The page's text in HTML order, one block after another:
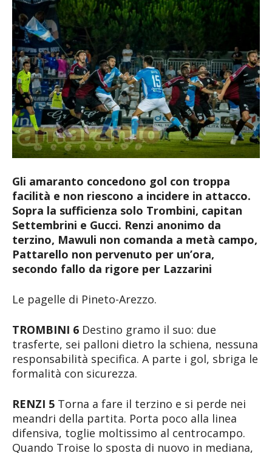
Gli amaranto concedono gol con troppa
facilità e non riescono a incidere in attacco.
Sopra la sufficienza solo Trombini, capitan
Settembrini e Gucci. Renzi anonimo da
terzino, Mawuli non comanda a metà campo,
Pattarello non pervenuto per un’ora,
secondo fallo da rigore per Lazzarini
Le pagelle di Pineto-Arezzo.
TROMBINI 6 Destino gramo il suo: due
trasferte, sei palloni dietro la schiena, nessuna
responsabilità specifica. A parte i gol, sbriga le
formalità con sicurezza.
RENZI 5 Torna a fare il terzino e si perde nei
meandri della partita. Porta poco alla linea
difensiva, toglie moltissimo al centrocampo.
Quando Troise lo sposta di nuovo in mediana,